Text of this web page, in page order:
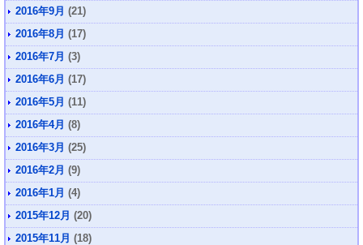
2016年9月 (21)
2016年8月 (17)
2016年7月 (3)
2016年6月 (17)
2016年5月 (11)
2016年4月 (8)
2016年3月 (25)
2016年2月 (9)
2016年1月 (4)
2015年12月 (20)
2015年11月 (18)